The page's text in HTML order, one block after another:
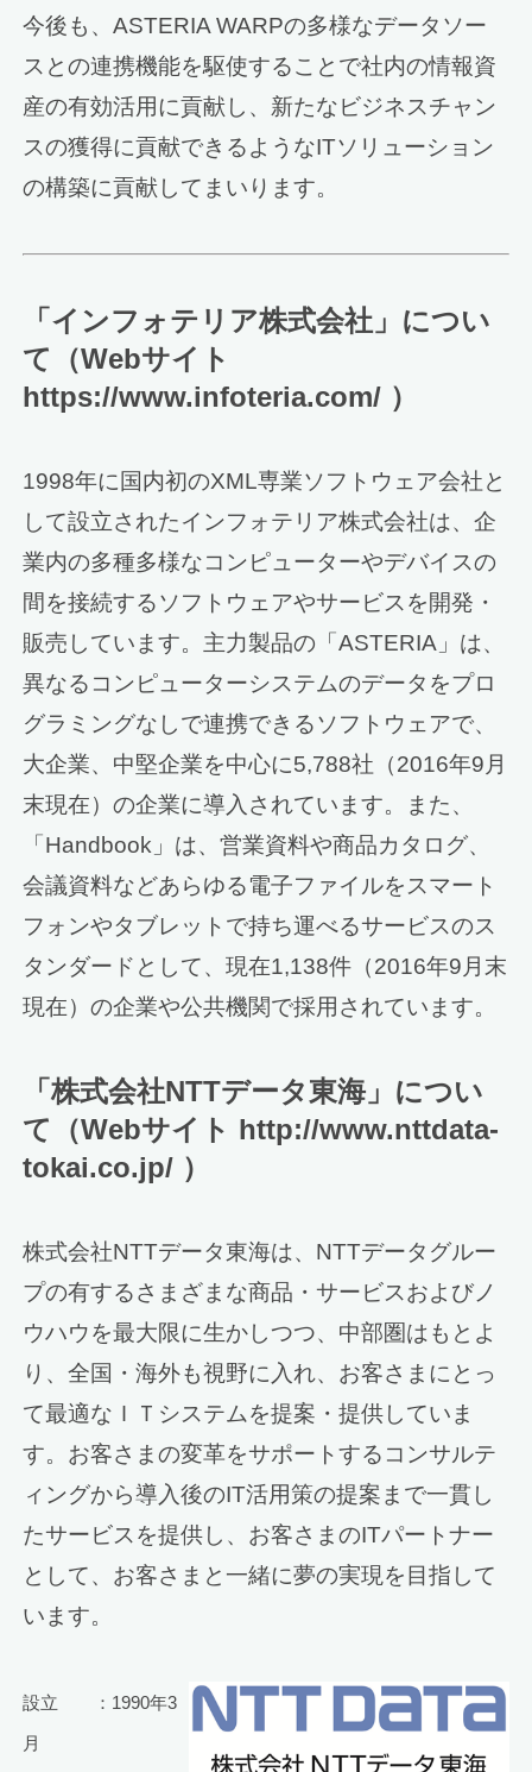
今後も、ASTERIA WARPの多様なデータソー
スとの連携機能を駆使することで社内の情報資
産の有効活用に貢献し、新たなビジネスチャン
スの獲得に貢献できるようなITソリューション
の構築に貢献してまいります。
「インフォテリア株式会社」につい
て（Webサイト
https://www.infoteria.com/ ）
1998年に国内初のXML専業ソフトウェア会社と
して設立されたインフォテリア株式会社は、企
業内の多種多様なコンピューターやデバイスの
間を接続するソフトウェアやサービスを開発・
販売しています。主力製品の「ASTERIA」は、
異なるコンピューターシステムのデータをプロ
グラミングなしで連携できるソフトウェアで、
大企業、中堅企業を中心に5,788社（2016年9月
末現在）の企業に導入されています。また、
「Handbook」は、営業資料や商品カタログ、
会議資料などあらゆる電子ファイルをスマート
フォンやタブレットで持ち運べるサービスのス
タンダードとして、現在1,138件（2016年9月末
現在）の企業や公共機関で採用されています。
「株式会社NTTデータ東海」につい
て（Webサイト http://www.nttdata-
tokai.co.jp/ ）
株式会社NTTデータ東海は、NTTデータグルー
プの有するさまざまな商品・サービスおよびノ
ウハウを最大限に生かしつつ、中部圏はもとよ
り、全国・海外も視野に入れ、お客さまにとっ
て最適なＩＴシステムを提案・提供していま
す。お客さまの変革をサポートするコンサルテ
ィングから導入後のIT活用策の提案まで一貫し
たサービスを提供し、お客さまのITパートナー
として、お客さまと一緒に夢の実現を目指して
います。
設立 ：1990年3
月